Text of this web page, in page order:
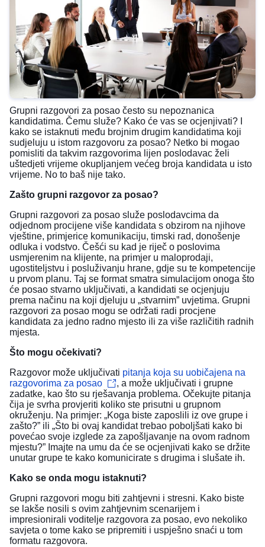
Grupni razgovori za posao često su nepoznanica
kandidatima. Čemu služe? Kako će vas se ocjenjivati? I
kako se istaknuti među brojnim drugim kandidatima koji
sudjeluju u istom razgovoru za posao? Netko bi mogao
pomisliti da takvim razgovorima lijen poslodavac želi
uštedjeti vrijeme okupljanjem većeg broja kandidata u isto
vrijeme. No to baš nije tako.
Zašto grupni razgovor za posao?
Grupni razgovori za posao služe poslodavcima da
odjednom procijene više kandidata s obzirom na njihove
vještine, primjerice komunikaciju, timski rad, donošenje
odluka i vodstvo. Češći su kad je riječ o poslovima
usmjerenim na klijente, na primjer u maloprodaji,
ugostiteljstvu i posluživanju hrane, gdje su te kompetencije
u prvom planu. Taj se format smatra simulacijom onoga što
će posao stvarno uključivati, a kandidati se ocjenjuju
prema načinu na koji djeluju u „stvarnim” uvjetima. Grupni
razgovori za posao mogu se održati radi procjene
kandidata za jedno radno mjesto ili za više različitih radnih
mjesta.
Što mogu očekivati?
Razgovor može uključivati pitanja koja su uobičajena na
razgovorima za posao
, a može uključivati i grupne
zadatke, kao što su rješavanja problema. Očekujte pitanja
čija je svrha provjeriti koliko ste prisutni u grupnom
okruženju. Na primjer: „Koga biste zaposlili iz ove grupe i
zašto?” ili „Što bi ovaj kandidat trebao poboljšati kako bi
povećao svoje izglede za zapošljavanje na ovom radnom
mjestu?” Imajte na umu da će se ocjenjivati kako se držite
unutar grupe te kako komunicirate s drugima i slušate ih.
Kako se onda mogu istaknuti?
Grupni razgovori mogu biti zahtjevni i stresni. Kako biste
se lakše nosili s ovim zahtjevnim scenarijem i
impresionirali voditelje razgovora za posao, evo nekoliko
savjeta o tome kako se pripremiti i uspješno snaći u tom
formatu razgovora.